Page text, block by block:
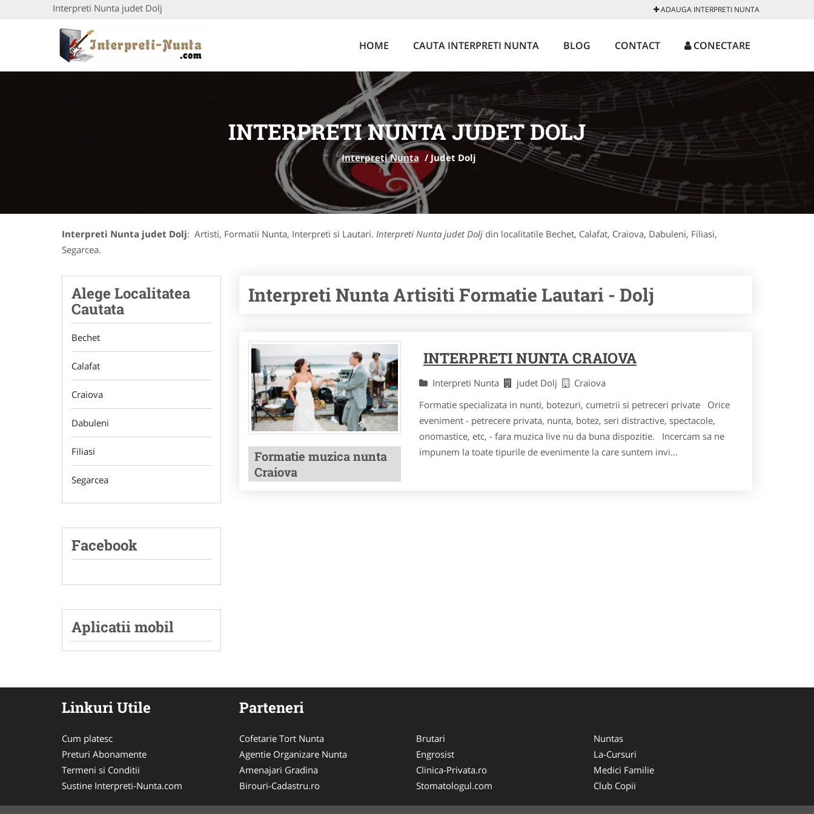
Interpreti Nunta judet Dolj ADAUGA INTERPRETI NUNTA
HOME CAUTA INTERPRETI NUNTA BLOG CONTACT CONECTARE
INTERPRETI NUNTA JUDET DOLJ
Interpreti Nunta / Judet Dolj
Interpreti Nunta judet Dolj: Artisti, Formatii Nunta, Interpreti si Lautari. Interpreti Nunta judet Dolj din localitatile Bechet, Calafat, Craiova, Dabuleni, Filiasi,
Segarcea.
Alege Localitatea
Cautata
Bechet
Calafat
Craiova
Dabuleni
Filiasi
Segarcea
Facebook
Aplicatii mobil
Interpreti Nunta Artisiti Formatie Lautari - Dolj
Formatie muzica nunta
Craiova
INTERPRETI NUNTA CRAIOVA
Interpreti Nunta judet Dolj
Craiova
Formatie specializata in nunti, botezuri, cumetrii si petreceri private Orice
eveniment - petrecere privata, nunta, botez, seri distractive, spectacole,
onomastice, etc, - fara muzica live nu da buna dispozitie. Incercam sa ne
impunem la toate tipurile de evenimente la care suntem invi...
Linkuri Utile
Cum platesc
Preturi Abonamente
Termeni si Conditii
Sustine Interpreti-Nunta.com
Parteneri
Cofetarie Tort Nunta
Agentie Organizare Nunta
Amenajari Gradina
Birouri-Cadastru.ro
Brutari
Engrosist
Clinica-Privata.ro
Stomatologul.com
Nuntas
La-Cursuri
Medici Familie
Club Copii